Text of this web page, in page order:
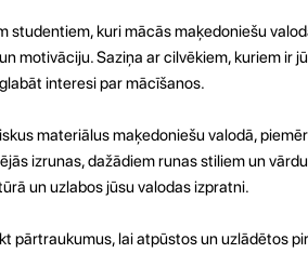
studentiem, kuri mācās maķedoniešu
motivāciju. Saziņa ar cilvēkiem, kuriem ir
interesi par mācīšanos.
materiālus maķedoniešu valodā,
izrunas, dažādiem runas stiliem un
un uzlabos jūsu valodas izpratni.
pārtraukumus, lai atpūstos un uzlādētos